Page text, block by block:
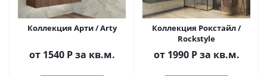
Коллекция Арти / Arty
от 1540 Р за кв.м.
Коллекция Рокстайл /
Rockstyle
от 1990 Р за кв.м.